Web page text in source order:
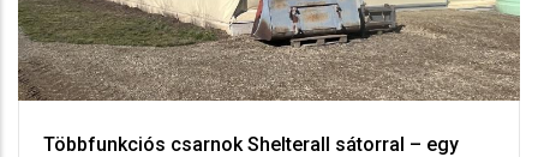
Többfunkciós csarnok Shelterall sátorral – egy